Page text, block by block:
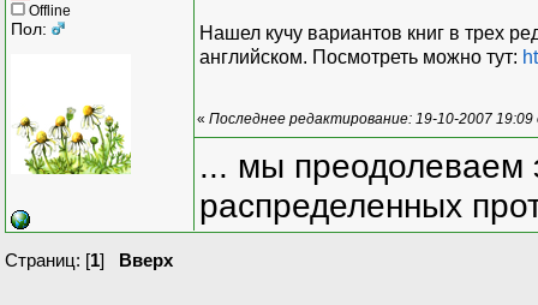
Offline
Пол:
Нашел кучу вариантов книг в трех
английском. Посмотреть можно тут:
« Последнее редактирование: 19-10-2007
... мы преодолеваем
распределенных
Страниц: [1] Вверх